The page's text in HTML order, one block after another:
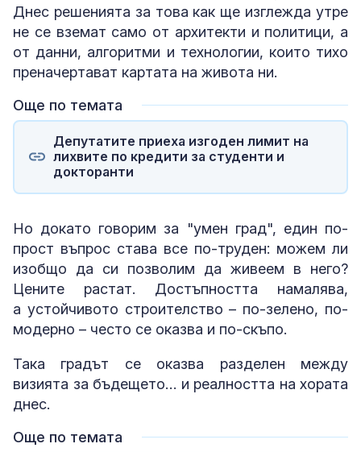
Днес решенията за това как ще изглежда утре
не се вземат само от архитекти и политици, а
от данни, алгоритми и технологии, които тихо
преначертават картата на живота ни.
Още по темата
Депутатите приеха изгоден лимит на
лихвите по кредити за студенти и
докторанти
Но докато говорим за "умен град", един по-
прост въпрос става все по-труден: можем ли
изобщо да си позволим да живеем в него?
Цените растат. Достъпността намалява,
а устойчивото строителство – по-зелено, по-
модерно – често се оказва и по-скъпо.
Така градът се оказва разделен между
визията за бъдещето… и реалността на хората
днес.
Още по темата